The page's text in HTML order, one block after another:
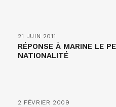
21 JUIN 2011
RÉPONSE À MARINE LE
NATIONALITÉ
2 FÉVRIER 2009